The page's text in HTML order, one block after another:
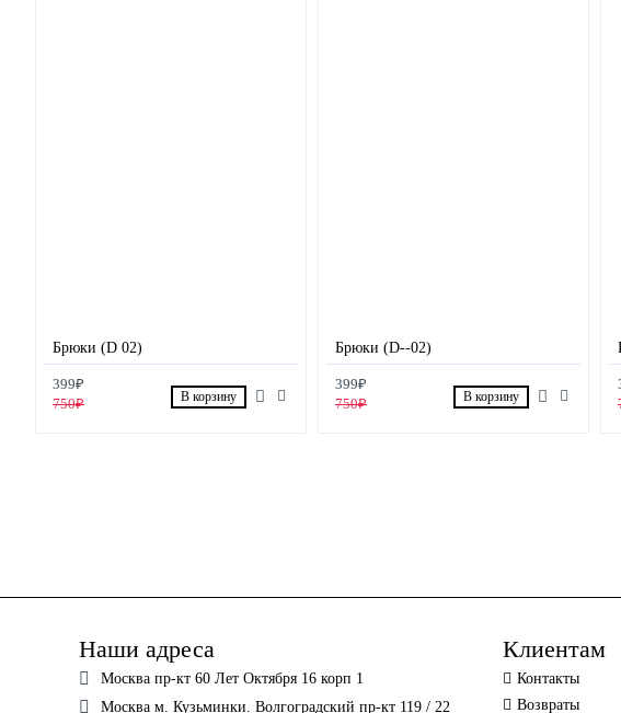
Брюки (D 02)
399₽
750₽
В корзину
Брюки (D--02)
399₽
750₽
В корзину
Наши адреса
Москва пр-кт 60 Лет Октября 16 корп 1
Москва м. Кузьминки. Волгоградский пр-кт 119 / 22
Клиентам
Контакты
Возвраты